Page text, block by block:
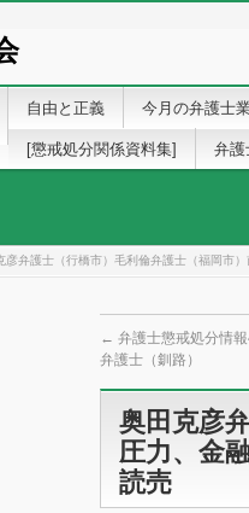
自由と正義 今月の弁護士
[懲戒処分関係資料集] 弁護
彦弁護士（行橋市）毛利倫弁護士（福岡市
← 弁護士懲戒処分情
弁護士（釧路）
奥田克彦
圧力、金
読売